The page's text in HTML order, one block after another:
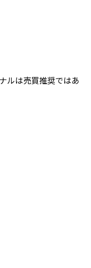
ルは売買推奨ではあ